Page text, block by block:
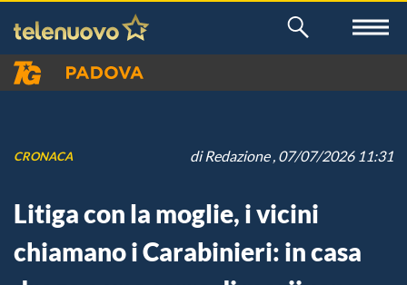
CRONACA diRedazione, 07/07/2026 11:31
Litiga con la moglie, i vicini
chiamano i Carabinieri: in casa